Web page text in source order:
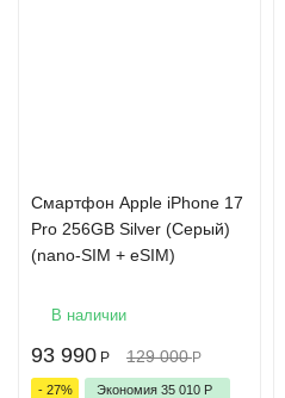
Cмартфон Apple iPhone 17
Pro 256GB Silver (Серый)
(nano-SIM + eSIM)
В наличии
93 990 Р 129 000 Р
- 27% Экономия 35 010 Р